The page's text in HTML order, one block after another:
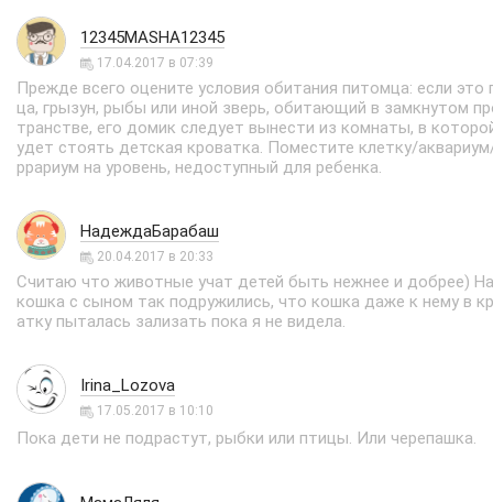
12345MASHA12345
17.04.2017 в 07:39
Прежде всего оцените условия обитания питомца: если это
ца, грызун, рыбы или иной зверь, обитающий в замкнутом
транстве, его домик следует вынести из комнаты, в
удет стоять детская кроватка. Поместите клетку/
ррариум на уровень, недоступный для ребенка.
НадеждаБарабаш
20.04.2017 в 20:33
Считаю что животные учат детей быть нежнее и добрее)
кошка с сыном так подружились, что кошка даже к нему в
атку пыталась зализать пока я не видела.
Irina_Lozova
17.05.2017 в 10:10
Пока дети не подрастут, рыбки или птицы. Или черепашка.